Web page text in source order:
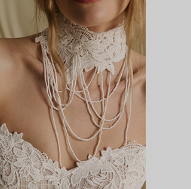
ЦВЕТЕНИЕ САКУРЫ
(ОЖЕРЕЛЬЕ)
DIVA